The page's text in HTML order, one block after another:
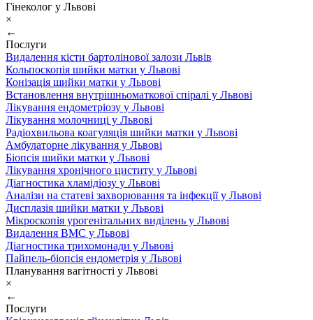
Гінеколог у Львові
×
←
Послуги
Видалення кісти бартолінової залози Львів
Кольпоскопія шийки матки у Львові
Конізація шийки матки у Львові
Встановлення внутрішньоматкової спіралі у Львові
Лікування ендометріозу у Львові
Лікування молочниці у Львові
Радіохвильова коагуляція шийки матки у Львові
Амбулаторне лікування у Львові
Біопсія шийки матки у Львові
Лікування хронічного циститу у Львові
Діагностика хламідіозу у Львові
Аналізи на статеві захворювання та інфекції у Львові
Дисплазія шийки матки у Львові
Мікроскопія урогенітальних виділень у Львові
Видалення ВМС у Львові
Діагностика трихомонади у Львові
Пайпель-біопсія ендометрія у Львові
Планування вагітності у Львові
×
←
Послуги